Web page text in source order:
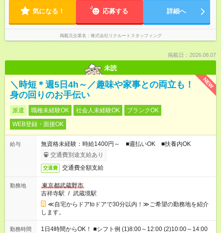
気になる！ 応募する 詳細へ
掲載元企業名 株式会社リクルートスタッフィング
掲載日：2026.08.07
未読
NEW
＼時短＊週5日4h～／趣味や家事との両立も！
身の回りのお手伝い
派遣 職種未経験OK 社会人未経験OK
ブランクOK
WEB登録・面接OK
給与
無資格未経験：時給1400円～ ■週払いOK ■扶養内OK
交通費別途支給あり
交通費 交通費全額支給
勤務地
東京都武蔵野市
吉祥寺駅 / 武蔵境駅
≪自宅からドアtoドアで30分以内！≫ご希望の勤務地を紹介
します。
勤務時間
1日4時間からOK！ ■シフト例 (1)8:00～12:00 (2)10:00～14:00